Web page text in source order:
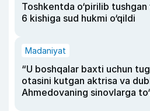
Toshkentda o‘pirilib tushgan
6 kishiga sud hukmi o‘qildi
Madaniyat
“U boshqalar baxti uchun
otasini kutgan aktrisa va
Ahmedovaning sinovlarga